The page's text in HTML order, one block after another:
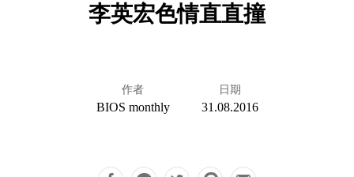
李英宏色情直直撞
作者
BIOS monthly
日期
31.08.2016